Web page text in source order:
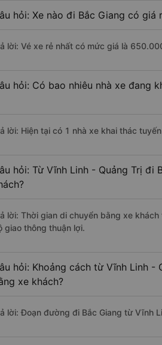
hỏi: Xe nào đi Bắc Giang có giá
lời: Vé xe rẻ nhất có mức giá là
hỏi: Có bao nhiêu nhà xe đang
lời: Hiện tại có 1 nhà xe khai thác
hỏi: Từ Vĩnh Linh - Quảng Trị đi
lời: Thời gian di chuyển bằng xe
giao thông thuận lợi.
hỏi: Khoảng cách từ Vĩnh Linh -
xe khách?
lời: Đoạn đường đi Bắc Giang từ Vĩnh